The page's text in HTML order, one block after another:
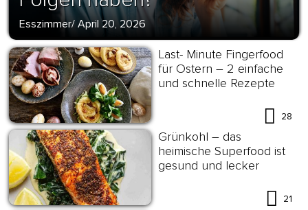
Esszimmer/ April 20, 2026
Last- Minute Fingerfood
für Ostern – 2 einfache
und schnelle Rezepte
28
Grünkohl – das
heimische Superfood ist
gesund und lecker
21